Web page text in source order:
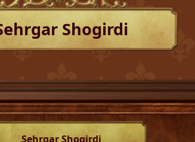
Shogirdi
Sehrgar Shogirdi